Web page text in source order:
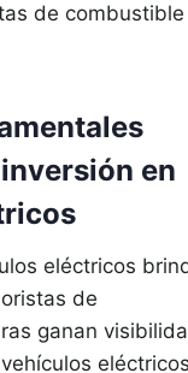
de
en
eléctricos
de
ganan